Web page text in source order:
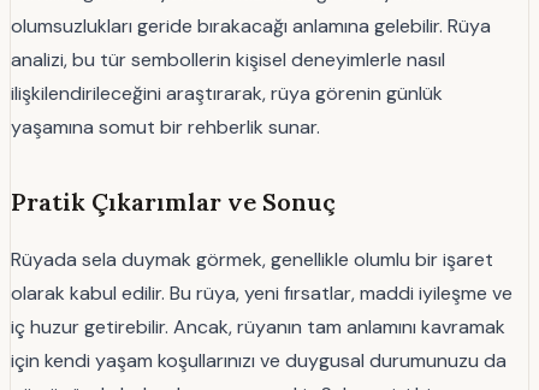
olumsuzlukları geride bırakacağı anlamına gelebilir. Rüya
analizi, bu tür sembollerin kişisel deneyimlerle nasıl
ilişkilendirileceğini araştırarak, rüya görenin günlük
yaşamına somut bir rehberlik sunar.
Pratik Çıkarımlar ve Sonuç
Rüyada sela duymak görmek, genellikle olumlu bir işaret
olarak kabul edilir. Bu rüya, yeni fırsatlar, maddi iyileşme ve
iç huzur getirebilir. Ancak, rüyanın tam anlamını kavramak
için kendi yaşam koşullarınızı ve duygusal durumunuzu da